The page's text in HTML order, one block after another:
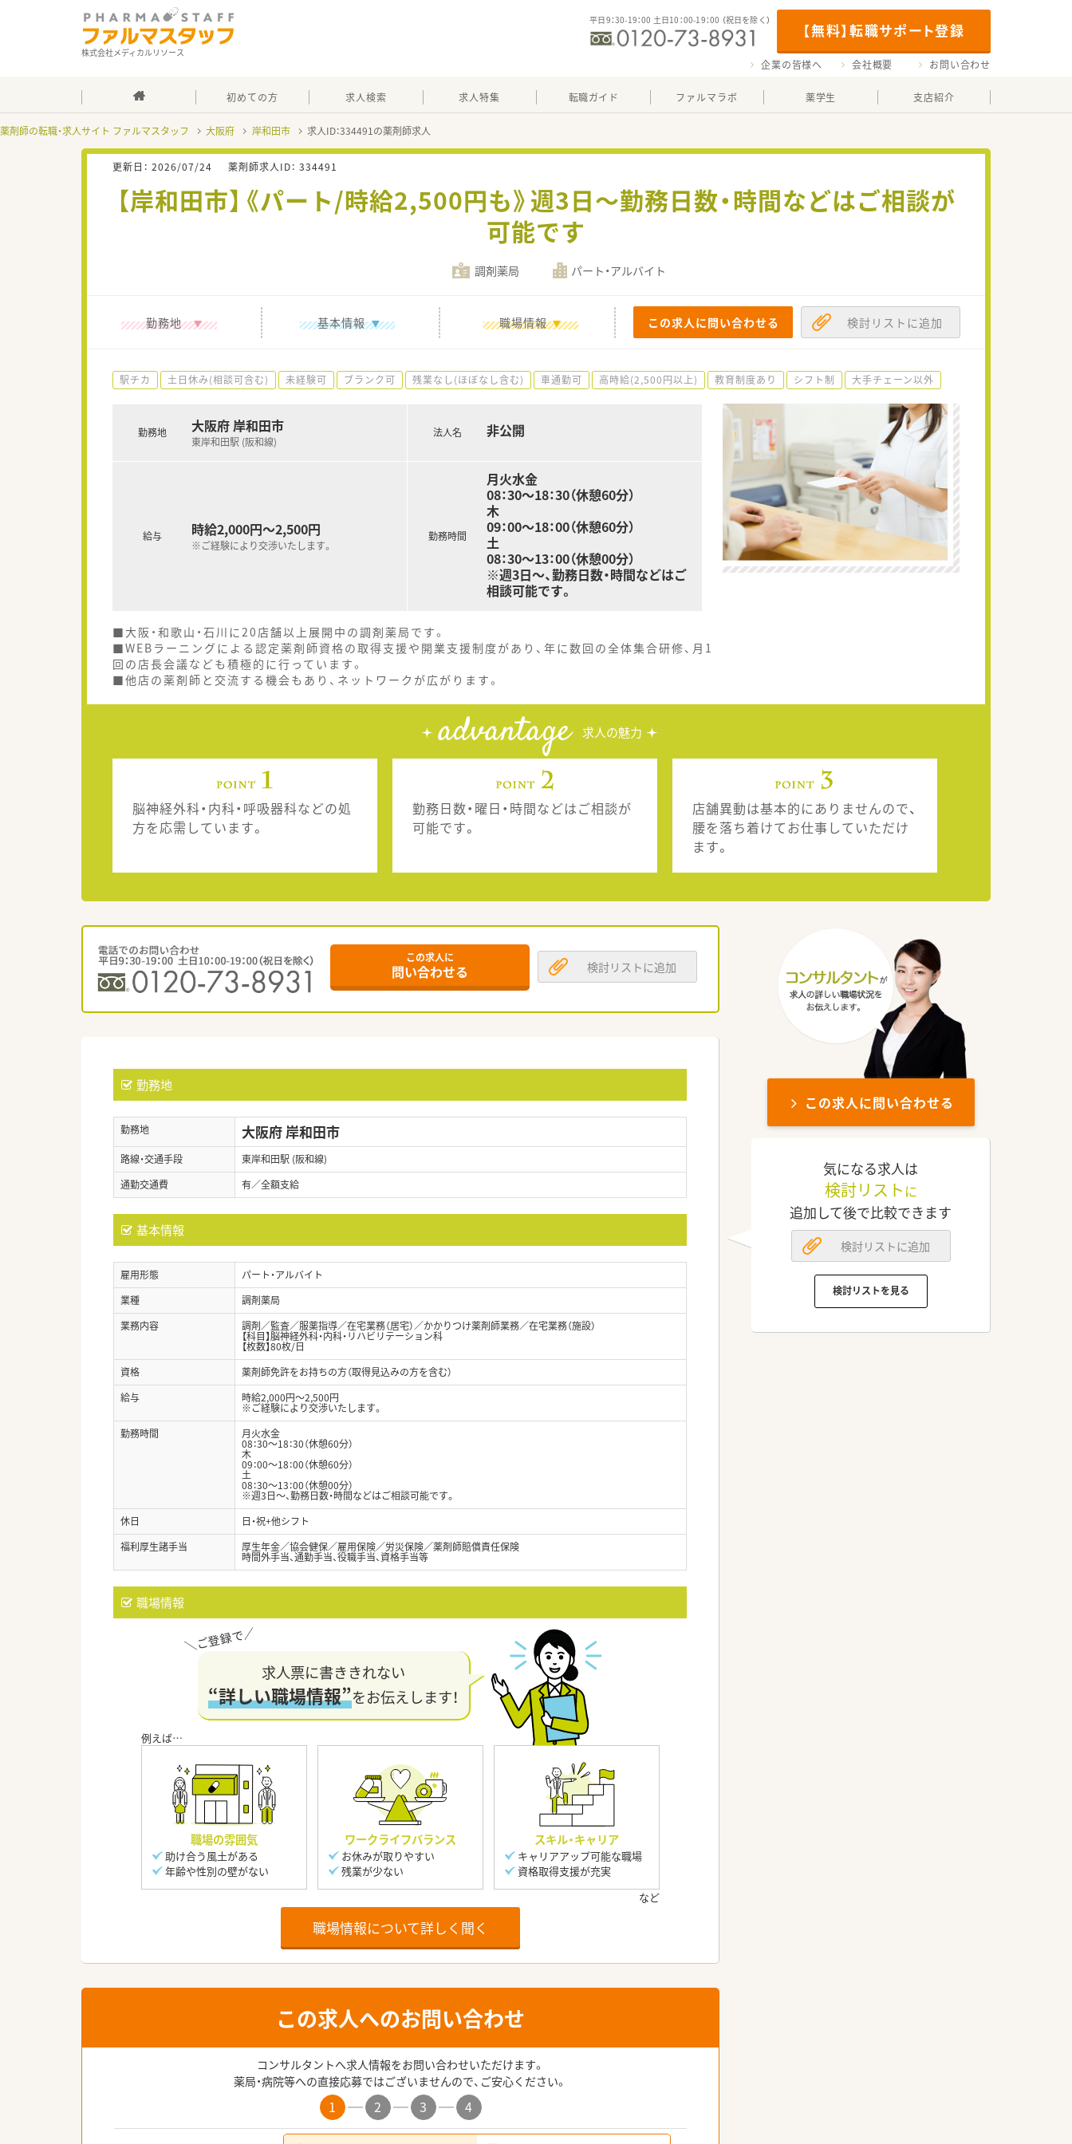
株式会社メディカルリソース
【無料】転職サポート登録
平日9：30-19：00 土日10：00-19：00 （祝日を除く）
企業の皆様へ 会社概要 お問い合わせ
初めての方 求人検索 求人特集 転職ガイド ファルマラボ 薬学生 支店紹介
薬剤師の転職・求人サイト ファルマスタッフ 大阪府 岸和田市 求人ID：334491の薬剤師求人
更新日： 2026/07/24 薬剤師求人ID： 334491
【岸和田市】《パート/時給2,500円も》週3日～勤務日数・時間などはご相談が
可能です
調剤薬局 パート・アルバイト
勤務地 基本情報 職場情報 この求人に問い合わせる 検討リストに追加
駅チカ 土日休み(相談可含む) 未経験可 ブランク可 残業なし(ほぼなし含む) 車通勤可 高時給(2,500円以上) 教育制度あり シフト制 大手チェーン以外
勤務地 大阪府 岸和田市
東岸和田駅 (阪和線)
給与 時給2,000円～2,500円
※ご経験により交渉いたします。
法人名 非公開
勤務時間
月火水金
08：30～18：30（休憩60分）
木
09：00～18：00（休憩60分）
土
08：30～13：00（休憩00分）
※週3日～、勤務日数・時間などはご
相談可能です。
■大阪・和歌山・石川に20店舗以上展開中の調剤薬局です。
■WEBラーニングによる認定薬剤師資格の取得支援や開業支援制度があり、年に数回の全体集合研修、月1
回の店長会議なども積極的に行っています。
■他店の薬剤師と交流する機会もあり、ネットワークが広がります。
advantage 求人の魅力
脳神経外科・内科・呼吸器科などの処
方を応需しています。
勤務日数・曜日・時間などはご相談が
可能です。
店舗異動は基本的にありませんので、
腰を落ち着けてお仕事していただけ
ます。
この求人に
問い合わせる 検討リストに追加
勤務地
勤務地 大阪府 岸和田市
路線・交通手段
東岸和田駅 (阪和線)
通勤交通費
有／全額支給
基本情報
雇用形態
パート・アルバイト
業種
調剤薬局
業務内容
調剤／監査／服薬指導／在宅業務（居宅）／かかりつけ薬剤師業務／在宅業務（施設）
【科目】脳神経外科・内科・リハビリテーション科
【枚数】80枚/日
資格
薬剤師免許をお持ちの方（取得見込みの方を含む）
給与
時給2,000円～2,500円
※ご経験により交渉いたします。
勤務時間
月火水金
08：30～18：30（休憩60分）
木
09：00～18：00（休憩60分）
土
08：30～13：00（休憩00分）
※週3日～、勤務日数・時間などはご相談可能です。
休日
日・祝+他シフト
福利厚生諸手当
厚生年金／協会健保／雇用保険／労災保険／薬剤師賠償責任保険
時間外手当、通勤手当、役職手当、資格手当等
職場情報
求人票に書ききれない
“詳しい職場情報”をお伝えします！
職場の雰囲気
助け合う風土がある
年齢や性別の壁がない
ワークライフバランス
お休みが取りやすい
残業が少ない
スキル・キャリア
キャリアアップ可能な職場
資格取得支援が充実
職場情報について詳しく聞く
この求人へのお問い合わせ
コンサルタントへ求人情報をお問い合わせいただけます。
薬局・病院等への直接応募ではございませんので、ご安心ください。
1 2 3 4
この求人に問い合わせる
気になる求人は
検討リスト に
追加して後で比較できます
検討リストに追加
検討リストを見る